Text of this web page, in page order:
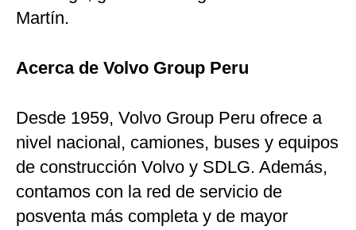
Martín.
Acerca de Volvo Group Peru
Desde 1959, Volvo Group Peru ofrece a
nivel nacional, camiones, buses y equipos
de construcción Volvo y SDLG. Además,
contamos con la red de servicio de
posventa más completa y de mayor